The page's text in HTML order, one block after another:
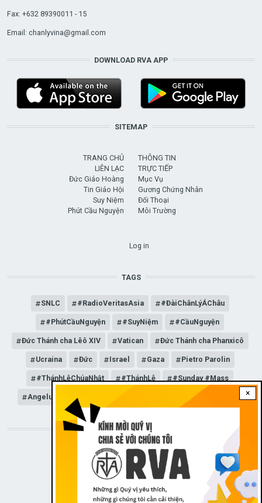
×
Fax: +632 89390011 - 15
Email: chanlyvina@gmail.com
DOWNLOAD RVA APP
SITEMAP
TRANG CHỦ
LIÊN LẠC
Đức Giáo Hoàng
Tin Giáo Hội
Suy Niệm
Phút Cầu Nguyện
THÔNG TIN
TRỰC TIẾP
Mục Vụ
Gương Chứng Nhân
Đối Thoại
Môi Trường
Log in
TAGS
SNLC #RadioVeritasAsia #ĐàiChânLýÁChâu
#PhútCầuNguyện #SuyNiệm #CầuNguyện
Đức Thánh cha Lêô XIV Vatican Đức Thánh cha Phanxicô
Ucraina Đức Israel Gaza Pietro Parolin
#ThánhLễChúaNhật #ThánhLễ #Sunday #Mass
Angelus Đức Giáo hoàng Lêô XIV General Audience
STAY CONNECTED WITH US!